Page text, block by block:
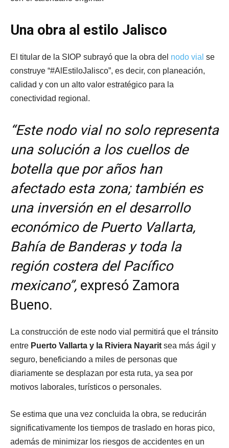
Una obra al estilo Jalisco
El titular de la SIOP subrayó que la obra del nodo vial se
construye “#AlEstiloJalisco”, es decir, con planeación,
calidad y con un alto valor estratégico para la
conectividad regional.
“Este nodo vial no solo representa
una solución a los cuellos de
botella que por años han
afectado esta zona; también es
una inversión en el desarrollo
económico de Puerto Vallarta,
Bahía de Banderas y toda la
región costera del Pacífico
mexicano”, expresó Zamora
Bueno.
La construcción de este nodo vial permitirá que el tránsito
entre Puerto Vallarta y la Riviera Nayarit sea más ágil y
seguro, beneficiando a miles de personas que
diariamente se desplazan por esta ruta, ya sea por
motivos laborales, turísticos o personales.
Se estima que una vez concluida la obra, se reducirán
significativamente los tiempos de traslado en horas pico,
además de minimizar los riesgos de accidentes en un